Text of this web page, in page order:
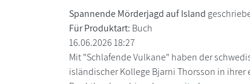
Spannende Mörderjagd auf Island
Für Produktart: Buch
16.06.2026 18:27
Mit "Schlafende Vulkane" haben der
isländischer Kollege Bjarni Thorsson in